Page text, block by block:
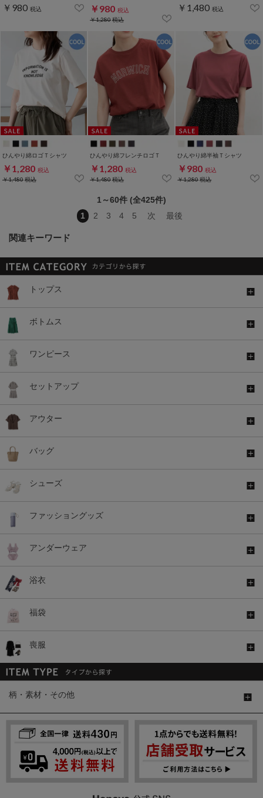
￥980 税込 ￥980 税込
￥1,280税込
￥1,480 税込
ひんやり綿ロゴＴシャツ
￥1,280 税込
￥1,480税込
ひんやり綿フレンチロゴＴ
￥1,280 税込
￥1,480税込
ひんやり綿半袖Ｔシャツ
￥980 税込
￥1,280税込
1～60件 (全425件)
1
2 3 4 5 次 最後
関連キーワード
トップス
ボトムス
ワンピース
セットアップ
アウター
バッグ
シューズ
ファッショングッズ
アンダーウェア
浴衣
福袋
喪服
柄・素材・その他